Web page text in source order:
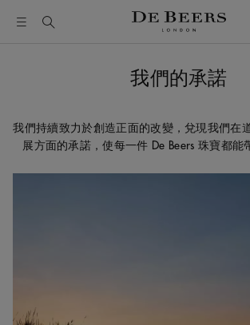
我們的承諾
我們持續致力於創造正面的改變，兌現我們在
展方面的承諾，使每一件 De Beers 珠寶都能